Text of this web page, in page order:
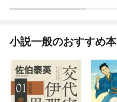
小説一般のおすすめ本